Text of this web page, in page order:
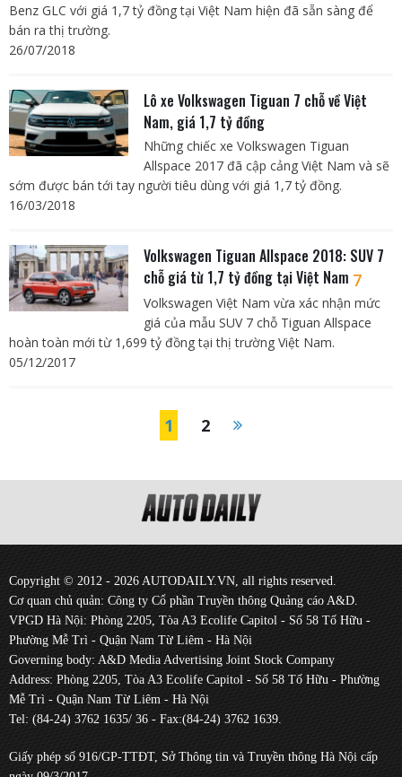
Benz GLC với giá 1,7 tỷ đồng tại Việt Nam hiện đã sẵn sàng để
bán ra thị trường.
26/07/2018
Lô xe Volkswagen Tiguan 7 chỗ về Việt
Nam, giá 1,7 tỷ đồng
Những chiếc xe Volkswagen Tiguan
Allspace 2017 đã cập cảng Việt Nam và sẽ
sớm được bán tới tay người tiêu dùng với giá 1,7 tỷ đồng.
16/03/2018
Volkswagen Tiguan Allspace 2018: SUV 7
chỗ giá từ 1,7 tỷ đồng tại Việt Nam 7
Volkswagen Việt Nam vừa xác nhận mức
giá của mẫu SUV 7 chỗ Tiguan Allspace
hoàn toàn mới từ 1,699 tỷ đồng tại thị trường Việt Nam.
05/12/2017
1 2
Copyright © 2012 - 2026 AUTODAILY.VN, all rights reserved.
Cơ quan chủ quản: Công ty Cổ phần Truyền thông Quảng cáo A&D.
VPGD Hà Nội: Phòng 2205, Tòa A3 Ecolife Capitol - Số 58 Tố Hữu -
Phường Mễ Trì - Quận Nam Từ Liêm - Hà Nội
Governing body: A&D Media Advertising Joint Stock Company
Address: Phòng 2205, Tòa A3 Ecolife Capitol - Số 58 Tố Hữu - Phường
Mễ Trì - Quận Nam Từ Liêm - Hà Nội
Tel: (84-24) 3762 1635/ 36 - Fax:(84-24) 3762 1639.
Giấy phép số 916/GP-TTĐT, Sở Thông tin và Truyền thông Hà Nội cấp